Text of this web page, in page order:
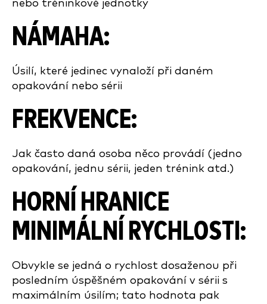
nebo tréninkové jednotky
NÁMAHA:
Úsilí, které jedinec vynaloží při daném
opakování nebo sérii
FREKVENCE:
Jak často daná osoba něco provádí (jedno
opakování, jednu sérii, jeden trénink atd.)
HORNÍ HRANICE
MINIMÁLNÍ RYCHLOSTI:
Obvykle se jedná o rychlost dosaženou při
posledním úspěšném opakování v sérii s
maximálním úsilím; tato hodnota pak